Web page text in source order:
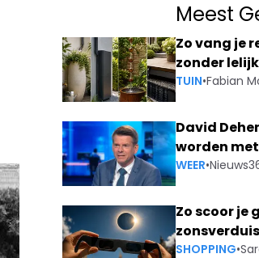
Meest
Zo vang je
zonder
TUIN•Fabian
David
worden
WEER•
Zo scoor je
SHOPPING•